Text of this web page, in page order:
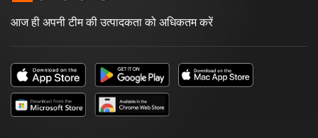
आज ही अपनी टीम की उत्पादकता को अधिकतम करें